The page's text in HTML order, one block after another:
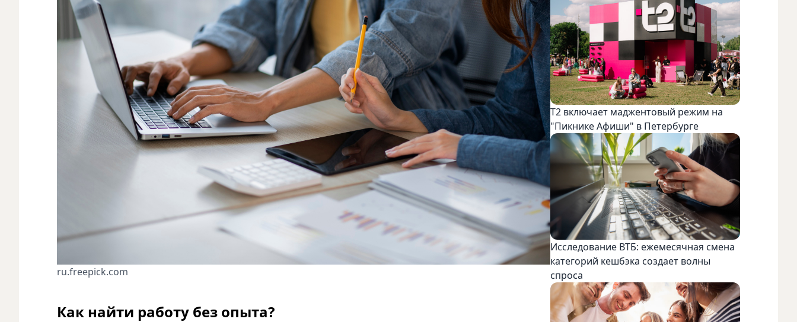
ru.freepick.com
Как найти работу без опыта?
Т2 включает маджентовый режим на
"Пикнике Афиши" в Петербурге
Исследование ВТБ: ежемесячная смена
категорий кешбэка создает волны
спроса